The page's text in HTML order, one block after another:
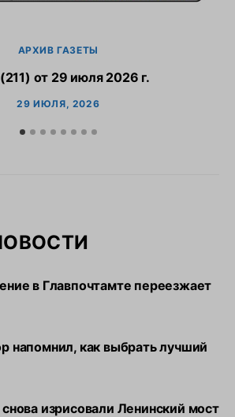
АРХИВ ГАЗЕТЫ
от 29 июля 2026 г.
29 ИЮЛЯ, 2026
в Главпочтамте переезжает
напомнил, как выбрать лучший
изрисовали Ленинский мост